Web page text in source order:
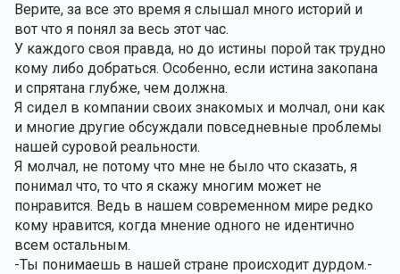
Верите, за все это время я слышал много историй и
вот что я понял за весь этот час.
У каждого своя правда, но до истины порой так трудно
кому либо добраться. Особенно, если истина закопана
и спрятана глубже, чем должна.
Я сидел в компании своих знакомых и молчал, они как
и многие другие обсуждали повседневные проблемы
нашей суровой реальности.
Я молчал, не потому что мне не было что сказать, я
понимал что, то что я скажу многим может не
понравится. Ведь в нашем современном мире редко
кому нравится, когда мнение одного не идентично
всем остальным.
-Ты понимаешь в нашей стране происходит дурдом.-